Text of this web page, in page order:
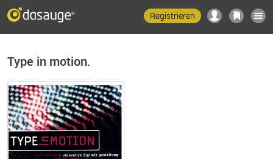
Registrieren
Type in motion.